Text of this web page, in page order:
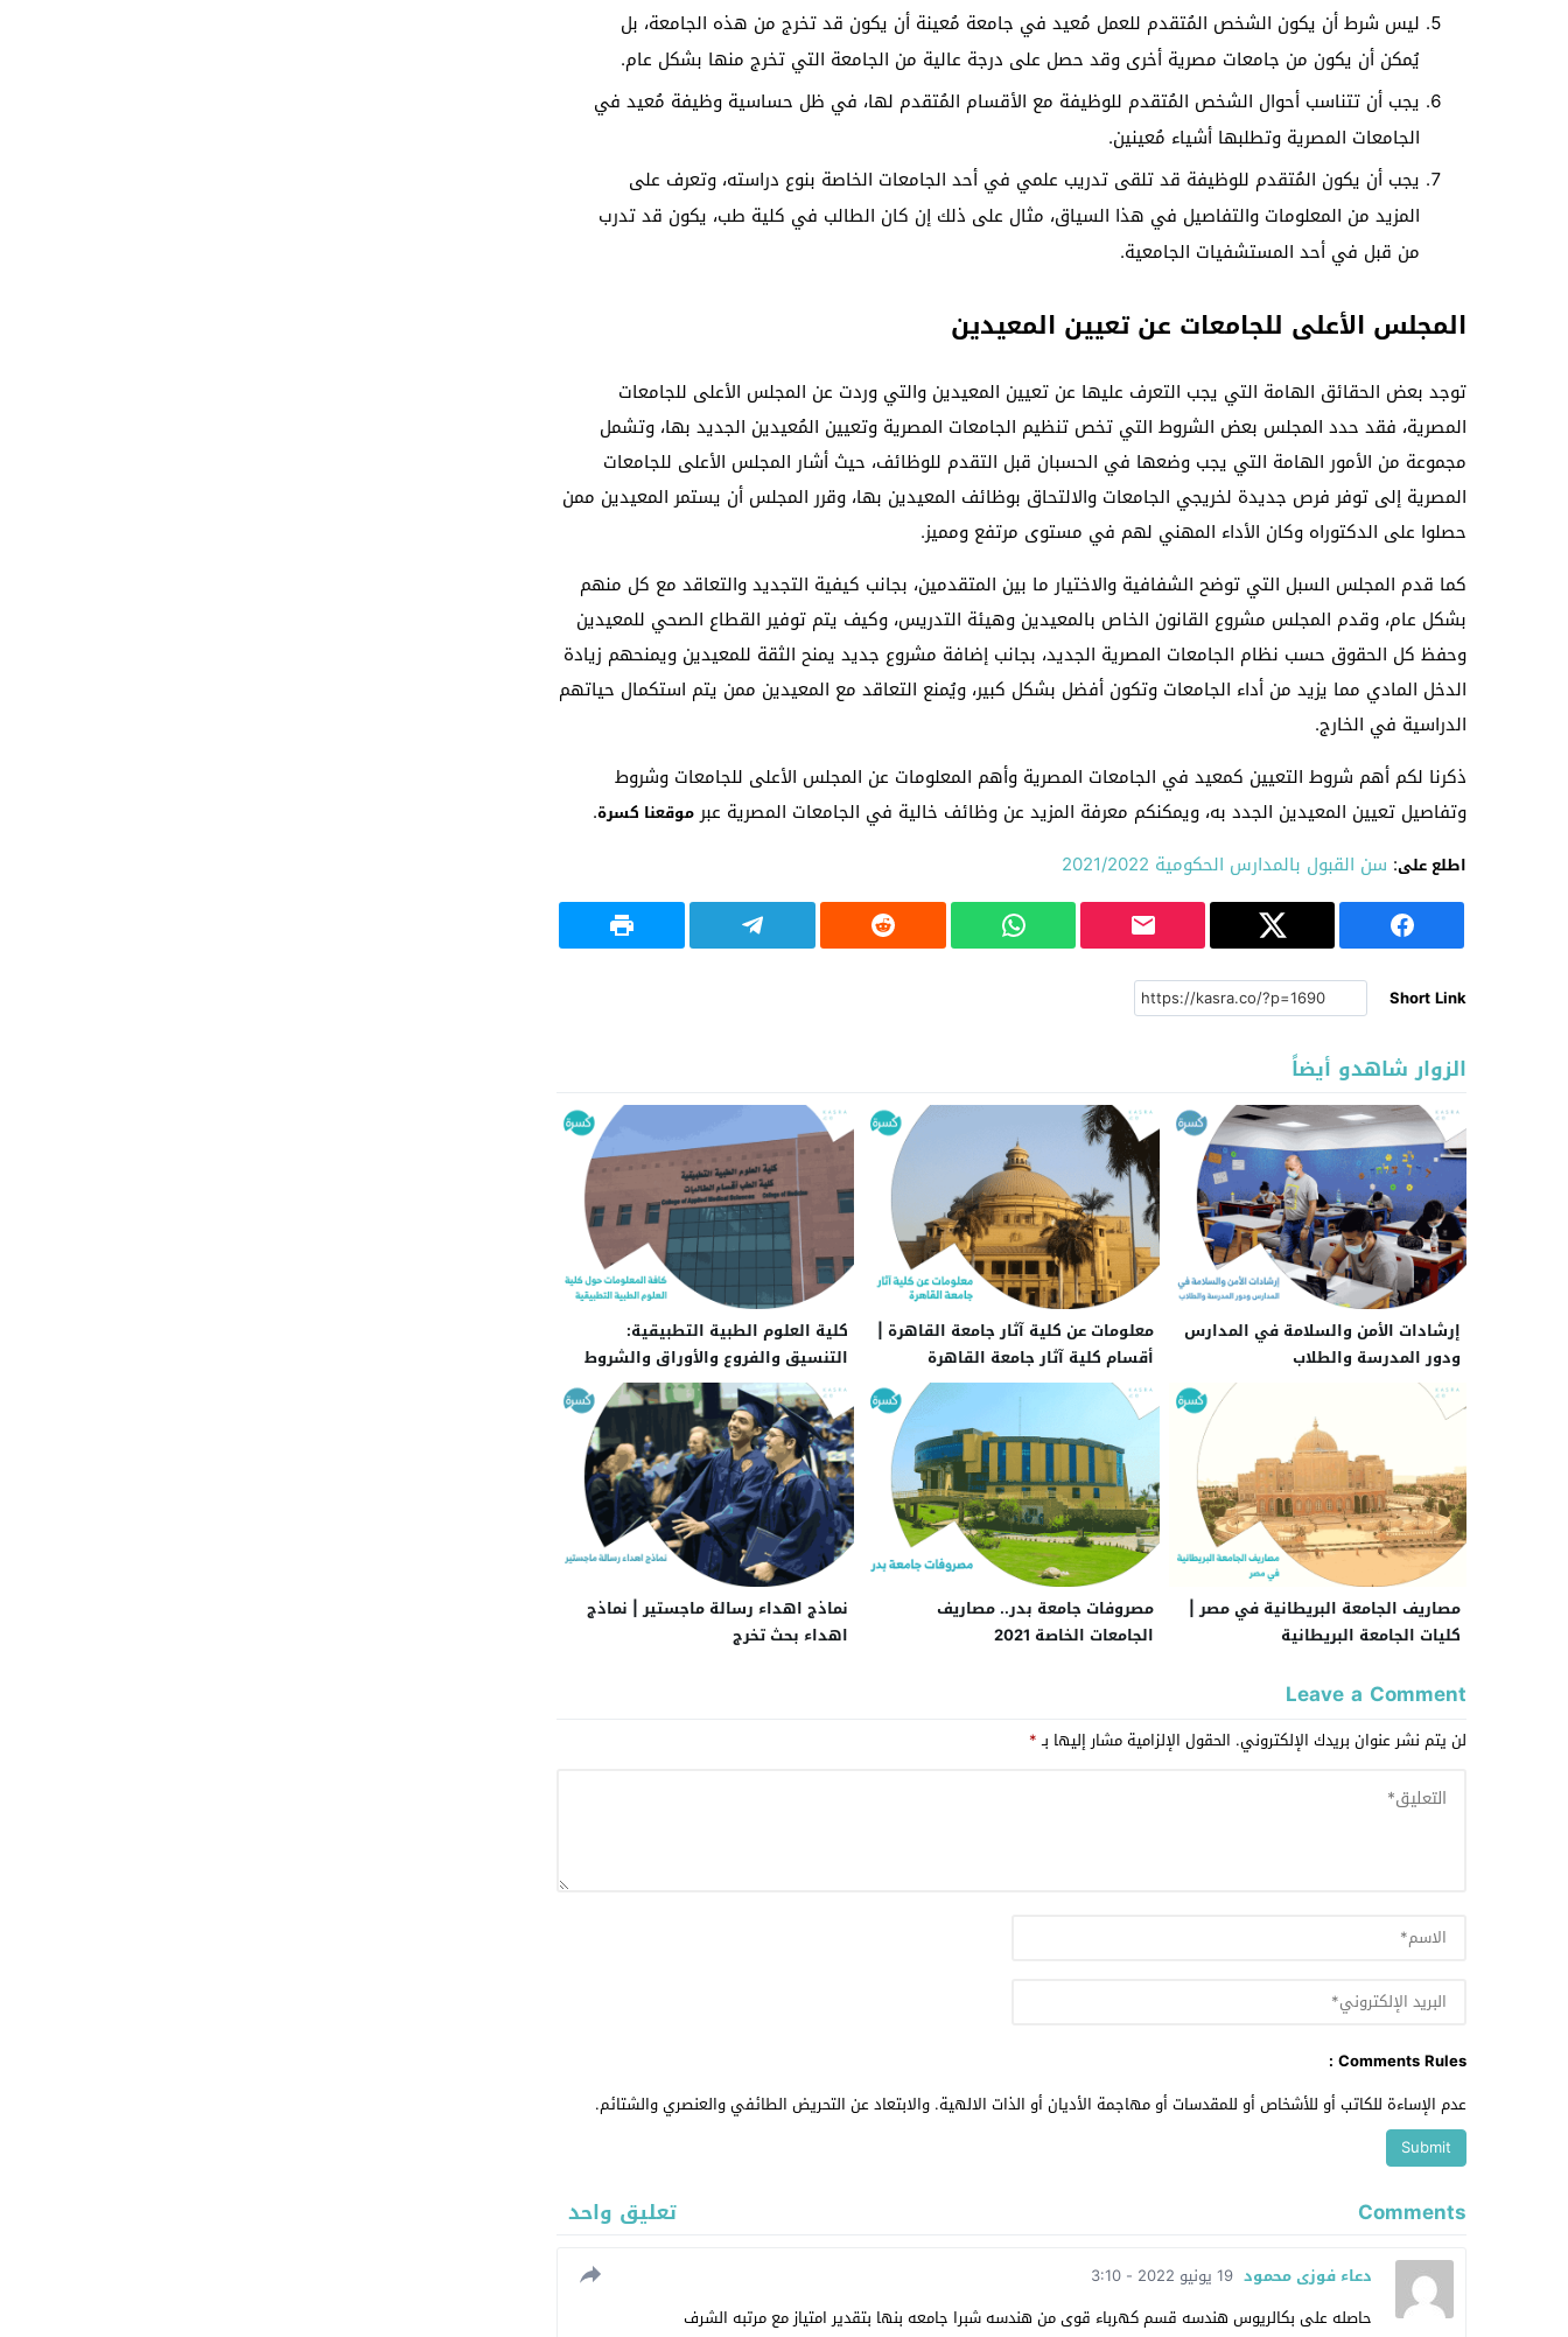
ليس شرط أن يكون الشخص المُتقدم للعمل مُعيد في جامعة مُعينة أن يكون قد تخرج من هذه الجامعة، بل
يُمكن أن يكون من جامعات مصرية أخرى وقد حصل على درجة عالية من الجامعة التي تخرج منها بشكل عام.
يجب أن تتناسب أحوال الشخص المُتقدم للوظيفة مع الأقسام المُتقدم لها، في ظل حساسية وظيفة مُعيد في
الجامعات المصرية وتطلبها أشياء مُعينين.
يجب أن يكون المُتقدم للوظيفة قد تلقى تدريب علمي في أحد الجامعات الخاصة بنوع دراسته، وتعرف على
المزيد من المعلومات والتفاصيل في هذا السياق، مثال على ذلك إن كان الطالب في كلية طب، يكون قد تدرب
من قبل في أحد المستشفيات الجامعية.
المجلس الأعلى للجامعات عن تعيين المعيدين
توجد بعض الحقائق الهامة التي يجب التعرف عليها عن تعيين المعيدين والتي وردت عن المجلس الأعلى للجامعات
المصرية، فقد حدد المجلس بعض الشروط التي تخص تنظيم الجامعات المصرية وتعيين المُعيدين الجديد بها، وتشمل
مجموعة من الأمور الهامة التي يجب وضعها في الحسبان قبل التقدم للوظائف، حيث أشار المجلس الأعلى للجامعات
المصرية إلى توفر فرص جديدة لخريجي الجامعات والالتحاق بوظائف المعيدين بها، وقرر المجلس أن يستمر المعيدين ممن
حصلوا على الدكتوراه وكان الأداء المهني لهم في مستوى مرتفع ومميز.
كما قدم المجلس السبل التي توضح الشفافية والاختيار ما بين المتقدمين، بجانب كيفية التجديد والتعاقد مع كل منهم
بشكل عام، وقدم المجلس مشروع القانون الخاص بالمعيدين وهيئة التدريس، وكيف يتم توفير القطاع الصحي للمعيدين
وحفظ كل الحقوق حسب نظام الجامعات المصرية الجديد، بجانب إضافة مشروع جديد يمنح الثقة للمعيدين ويمنحهم زيادة
الدخل المادي مما يزيد من أداء الجامعات وتكون أفضل بشكل كبير، ويُمنع التعاقد مع المعيدين ممن يتم استكمال حياتهم
الدراسية في الخارج.
ذكرنا لكم أهم شروط التعيين كمعيد في الجامعات المصرية وأهم المعلومات عن المجلس الأعلى للجامعات وشروط
وتفاصيل تعيين المعيدين الجدد به، ويمكنكم معرفة المزيد عن وظائف خالية في الجامعات المصرية عبرموقعنا كسرة.
اطلع على: سن القبول بالمدارس الحكومية 2021/2022
Short Link
الزوار شاهدو أيضاً
إرشادات الأمن والسلامة في المدارس
ودور المدرسة والطلاب
معلومات عن كلية آثار جامعة القاهرة |
أقسام كلية آثار جامعة القاهرة
كلية العلوم الطبية التطبيقية:
التنسيق والفروع والأوراق والشروط
مصاريف الجامعة البريطانية في مصر |
كليات الجامعة البريطانية
مصروفات جامعة بدر.. مصاريف
الجامعات الخاصة 2021
نماذج اهداء رسالة ماجستير | نماذج
اهداء بحث تخرج
Leave a Comment
لن يتم نشر عنوان بريدك الإلكتروني. الحقول الإلزامية مشار إليها بـ*
Comments Rules :
عدم الإساءة للكاتب أو للأشخاص أو للمقدسات أو مهاجمة الأديان أو الذات الالهية. والابتعاد عن التحريض الطائفي والعنصري والشتائم.
Comments تعليق واحد
دعاء فوزى محمود 19 يونيو 2022 - 3:10
حاصله على بكالريوس هندسه قسم كهرباء قوى من هندسه شبرا جامعه بنها بتقدير امتياز مع مرتبه الشرف